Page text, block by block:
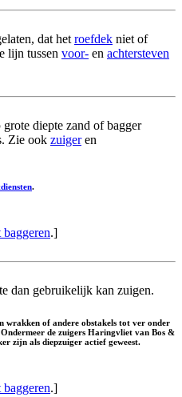
dat het roefdek niet of
lijn tussen voor- en achtersteven
diepte zand of bagger
Zie ook zuigeren
.
.]
dan gebruikelijk kan zuigen.
wrakken of andere obstakels tot ver onder
de zuigers Haringvliet van Bos &
zijn als diepzuiger actief geweest.
.]